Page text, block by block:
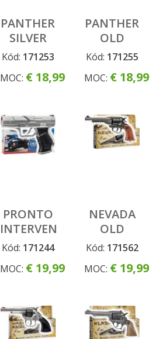
PANTHER
SILVER
Kód: 171253
MOC: € 18,99
PANTHER
OLD
METAL
Kód: 171255
MOC: € 18,99
PRONTO
INTERVENTO
Kód: 171244
MOC: € 19,99
NEVADA
OLD
METAL
Kód: 171562
MOC: € 19,99